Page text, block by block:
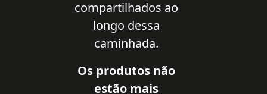
compartilhados ao
longo dessa
caminhada.
Os produtos não
estão mais